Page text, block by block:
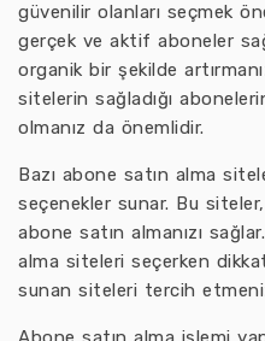
güvenilir olanları seçmek
gerçek ve aktif aboneler
organik bir şekilde
sitelerin sağladığı
olmanız da önemlidir.
Bazı abone satın alma
seçenekler sunar. Bu
abone satın almanızı
alma siteleri seçerken
sunan siteleri tercih